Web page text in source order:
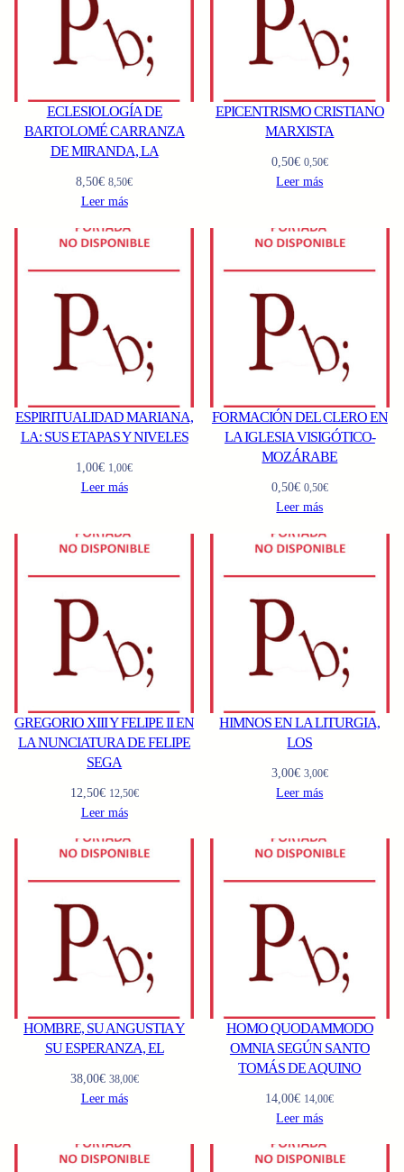
ECLESIOLOGÍA DE
BARTOLOMÉ CARRANZA
DE MIRANDA, LA
8,50€ 8,50€
Leer más
EPICENTRISMO CRISTIANO
MARXISTA
0,50€ 0,50€
Leer más
ESPIRITUALIDAD MARIANA,
LA: SUS ETAPAS Y NIVELES
1,00€ 1,00€
Leer más
FORMACIÓN DEL CLERO EN
LA IGLESIA VISIGÓTICO-
MOZÁRABE
0,50€ 0,50€
Leer más
GREGORIO XIII Y FELIPE II EN
LA NUNCIATURA DE FELIPE
SEGA
12,50€ 12,50€
Leer más
HIMNOS EN LA LITURGIA,
LOS
3,00€ 3,00€
Leer más
HOMBRE, SU ANGUSTIA Y
SU ESPERANZA, EL
38,00€ 38,00€
Leer más
HOMO QUODAMMODO
OMNIA SEGÚN SANTO
TOMÁS DE AQUINO
14,00€ 14,00€
Leer más